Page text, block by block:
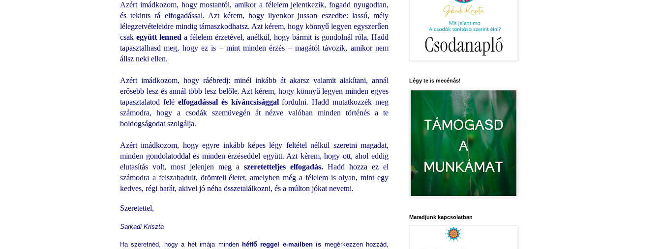
Azért imádkozom, hogy mostantól, amikor a félelem jelentkezik, fogadd nyugodtan,
és tekints rá elfogadással. Azt kérem, hogy ilyenkor jusson eszedbe: lassú, mély
lélegzetvételeidre mindig támaszkodhatsz. Azt kérem, hogy könnyű legyen egyszerűen
csak együtt lenned a félelem érzetével, anélkül, hogy bármit is gondolnál róla. Hadd
tapasztalhasd meg, hogy ez is – mint minden érzés – magától távozik, amikor nem
állsz neki ellen.
Azért imádkozom, hogy ráébredj: minél inkább át akarsz valamit alakítani, annál
erősebb lesz és annál több lesz belőle. Azt kérem, hogy könnyű legyen minden egyes
tapasztalatod felé elfogadással és kíváncsisággalfordulni. Hadd mutatkozzék meg
számodra, hogy a csodák szemüvegén át nézve valóban minden történés a te
boldogságodat szolgálja.
Azért imádkozom, hogy egyre inkább képes légy feltétel nélkül szeretni magadat,
minden gondolatoddal és minden érzéseddel együtt. Azt kérem, hogy ott, ahol eddig
elutasítás volt, most jelenjen meg a szeretetteljes elfogadás. Hadd hozza ez el
számodra a felszabadult, örömteli életet, amelyben még a félelem is olyan, mint egy
kedves, régi barát, akivel jó néha összetalálkozni, és a múlton jókat nevetni.
Szeretettel,
Sarkadi Kriszta
Ha szeretnéd, hogy a hét imája minden hétfő reggel e-mailben is megérkezzen hozzád,
Légy te is mecénás!
Maradjunk kapcsolatban